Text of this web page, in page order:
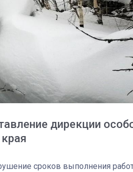
дирекции
сроков выполнения